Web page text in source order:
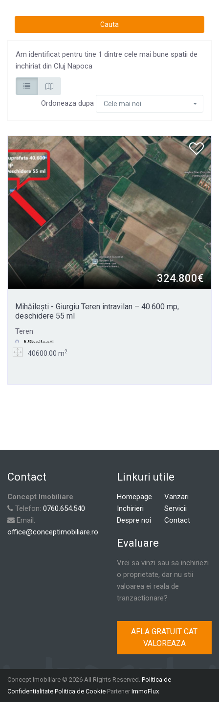
Am identificat pentru tine 1 dintre cele mai bune spatii de
inchiriat din Cluj Napoca
Ordoneaza dupa Cele mai noi
324.800€
Mihăilești - Giurgiu Teren intravilan – 40.600 mp,
deschidere 55 ml
Teren
Mihailesti
40600.00 m2
Contact
Concept Imobiliare
Telefon: 0760.654.540
Email:
office@conceptimobiliare.ro
Linkuri utile
Homepage
Vanzari
Inchirieri
Servicii
Despre noi
Contact
Evaluare
Vrei sa vinzi sau sa inchiriezi
o proprietate, dar nu stii
valoarea ei reala de
tranzactionare?
AFLA GRATUIT CAT
VALOREAZA
Concept Imobiliare © 2026 All Rights Reserved. Politica de
Confidentialitate Politica de Cookie Partener ImmoFlux